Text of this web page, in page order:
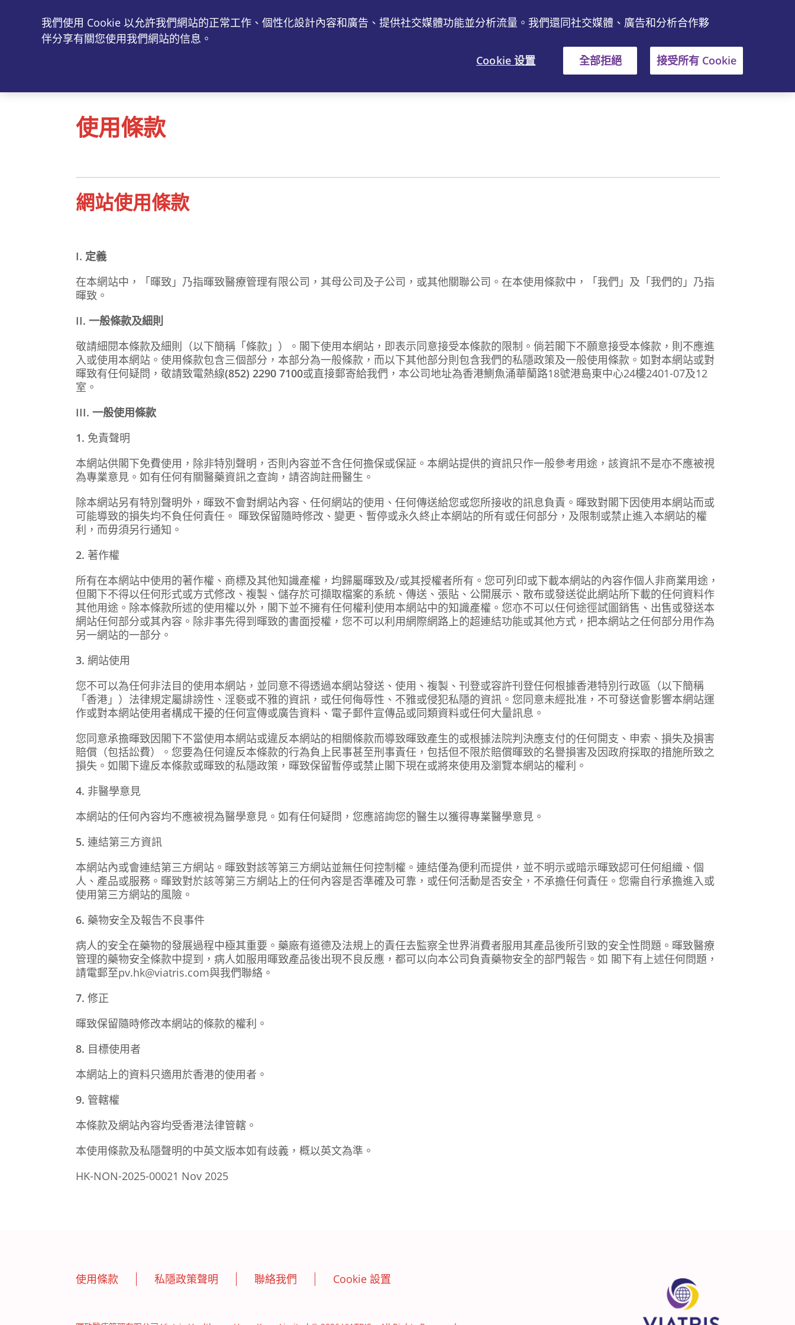
維固⼒Viartril® -S 關節健康 常⾒問題 購買地點 En
使用條款
網站使用條款
I. 定義
在本網站中，「暉致」乃指暉致醫療管理有限公司，其母公司及子公司，或其他關聯公司。在本使用條款中，「我們」及「我們的」乃指
暉致。
II. 一般條款及細則
敬請細閱本條款及細則（以下簡稱「條款」）。閣下使用本網站，即表示同意接受本條款的限制。倘若閣下不願意接受本條款，則不應進
入或使用本網站。使用條款包含三個部分，本部分為一般條款，而以下其他部分則包含我們的私隱政策及一般使用條款。如對本網站或對
暉致有任何疑問，敬請致電熱線(852) 2290 7100或直接郵寄給我們，本公司地址為香港鰂魚涌華蘭路18號港島東中心24樓2401-07及12
室。
III. 一般使用條款
1. 免責聲明
本網站供閣下免費使用，除非特別聲明，否則內容並不含任何擔保或保証。本網站提供的資訊只作一般參考用途，該資訊不是亦不應被視
為專業意見。如有任何有關醫藥資訊之查詢，請咨詢註冊醫生。
除本網站另有特別聲明外，暉致不會對網站內容、任何網站的使用、任何傳送給您或您所接收的訊息負責。暉致對閣下因使用本網站而或
可能導致的損失均不負任何責任。 暉致保留隨時修改、變更、暫停或永久終止本網站的所有或任何部分，及限制或禁止進入本網站的權
利，而毋須另行通知。
2. 著作權
所有在本網站中使用的著作權、商標及其他知識產權，均歸屬暉致及/或其授權者所有。您可列印或下載本網站的內容作個人非商業用途，
但閣下不得以任何形式或方式修改、複製、儲存於可擷取檔案的系統、傳送、張貼、公開展示、散布或發送從此網站所下載的任何資料作
其他用途。除本條款所述的使用權以外，閣下並不擁有任何權利使用本網站中的知識產權。您亦不可以任何途徑試圖銷售、出售或發送本
網站任何部分或其內容。除非事先得到暉致的書面授權，您不可以利用網際網路上的超連結功能或其他方式，把本網站之任何部分用作為
另一網站的一部分。
3. 網站使用
您不可以為任何非法目的使用本網站，並同意不得透過本網站發送、使用、複製、刊登或容許刊登任何根據香港特別行政區（以下簡稱
「香港」）法律規定屬誹謗性、淫褻或不雅的資訊，或任何侮辱性、不雅或侵犯私隱的資訊。您同意未經批准，不可發送會影響本網站運
作或對本網站使用者構成干擾的任何宣傳或廣告資料、電子郵件宣傳品或同類資料或任何大量訊息。
您同意承擔暉致因閣下不當使用本網站或違反本網站的相關條款而導致暉致產生的或根據法院判決應支付的任何開支、申索、損失及損害
賠償（包括訟費）。您要為任何違反本條款的行為負上民事甚至刑事責任，包括但不限於賠償暉致的名譽損害及因政府採取的措施所致之
損失。如閣下違反本條款或暉致的私隱政策，暉致保留暫停或禁止閣下現在或將來使用及瀏覽本網站的權利。
4. 非醫學意見
本網站的任何內容均不應被視為醫學意見。如有任何疑問，您應諮詢您的醫生以獲得專業醫學意見。
5. 連結第三方資訊
本網站內或會連結第三方網站。暉致對該等第三方網站並無任何控制權。連結僅為便利而提供，並不明示或暗示暉致認可任何組織、個
人、產品或服務。暉致對於該等第三方網站上的任何內容是否準確及可靠，或任何活動是否安全，不承擔任何責任。您需自行承擔進入或
使用第三方網站的風險。
6. 藥物安全及報告不良事件
病人的安全在藥物的發展過程中極其重要。藥廠有道德及法規上的責任去監察全世界消費者服用其產品後所引致的安全性問題。暉致醫療
管理的藥物安全條款中提到，病人如服用暉致產品後出現不良反應，都可以向本公司負責藥物安全的部門報告。如 閣下有上述任何問題，
請電郵至pv.hk@viatris.com與我們聯絡。
7. 修正
暉致保留隨時修改本網站的條款的權利。
8. 目標使用者
本網站上的資料只適用於香港的使用者。
9. 管轄權
本條款及網站內容均受香港法律管轄。
本使用條款及私隱聲明的中英文版本如有歧義，概以英文為準。
HK-NON-2025-00021 Nov 2025
使用條款 私隱政策聲明 聯絡我們 Cookie 設置
我們使用 Cookie 以允許我們網站的正常工作、個性化設計內容和廣告、提供社交媒體功能並分析流量。我們還同社交媒體、廣告和分析合作夥
伴分享有關您使用我們網站的信息。
Cookie 设置
全部拒絕 接受所有 Cookie